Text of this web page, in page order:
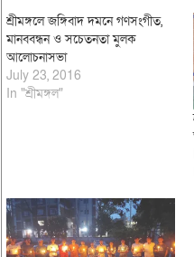
শ্রীমঙ্গলে জঙ্গিবাদ দমনে গণসংগীত,
মানববন্ধন ও সচেতনতা মুলক
আলোচনাসভা
July 23, 2016
In "শ্রীমঙ্গল"